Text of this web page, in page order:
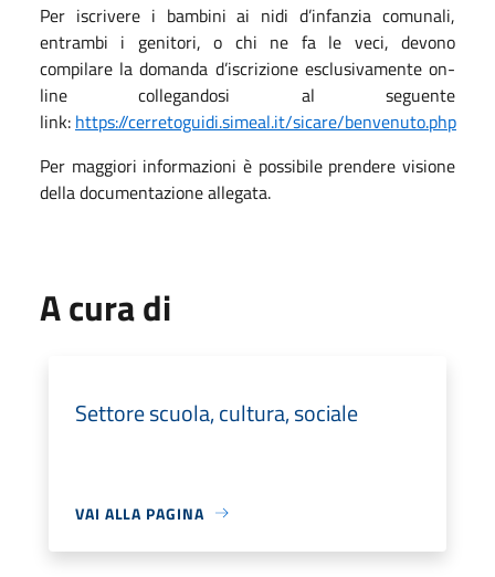
Per iscrivere i bambini ai nidi d’infanzia comunali,
entrambi i genitori, o chi ne fa le veci, devono
compilare la domanda d’iscrizione esclusivamente on-
line collegandosi al seguente
link: https://cerretoguidi.simeal.it/sicare/benvenuto.php
Per maggiori informazioni è possibile prendere visione
della documentazione allegata.
A cura di
Settore scuola, cultura, sociale
VAI ALLA PAGINA